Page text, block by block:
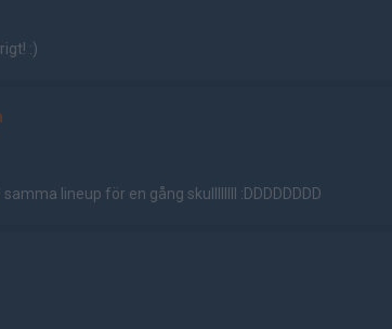
:)
lineup för en gång skullllllll :DDDDDDDD